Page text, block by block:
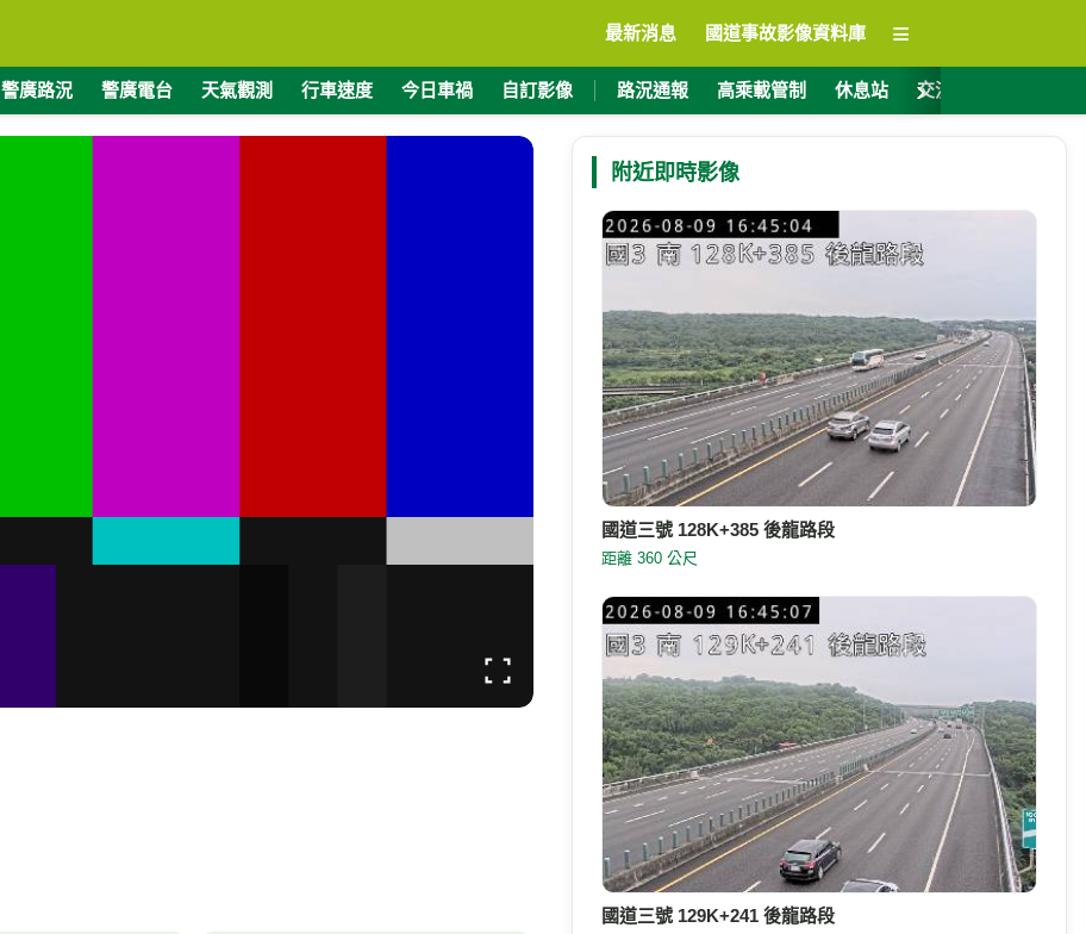
最新消息 國道事故影像資料庫 ≡
警廣路況 警廣電台 天氣觀測 行車速度 今日車禍 自訂影像 路況通報 高乘載管制 休息站 交流道資訊
›
附近即時影像
國道三號 128K+385 後龍路段
距離 360 公尺
國道三號 129K+241 後龍路段